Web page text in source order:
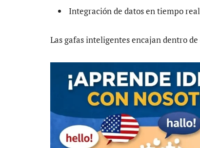
Integración de datos en tiempo
Las gafas inteligentes encajan dentro